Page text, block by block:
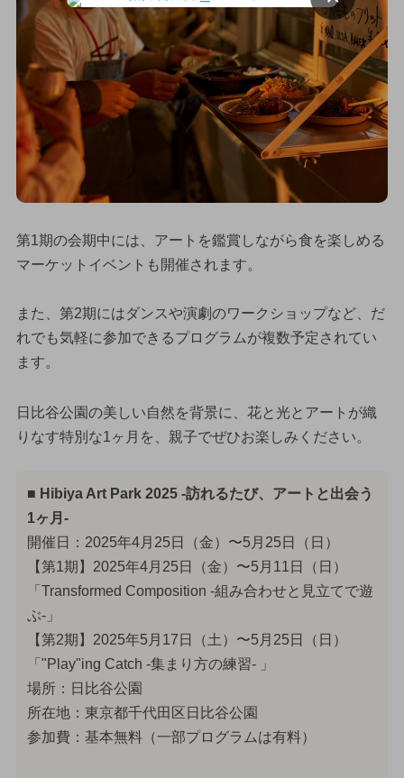
第1期の会期中には、アートを鑑賞しながら食を楽しめる
マーケットイベントも開催されます。
また、第2期にはダンスや演劇のワークショップなど、だ
れでも気軽に参加できるプログラムが複数予定されてい
ます。
日比谷公園の美しい自然を背景に、花と光とアートが織
りなす特別な1ヶ月を、親子でぜひお楽しみください。
■ Hibiya Art Park 2025 -訪れるたび、アートと出会う
1ヶ月-
開催日：2025年4月25日（金）〜5月25日（日）
【第1期】2025年4月25日（金）〜5月11日（日）
「Transformed Composition -組み合わせと見立てで遊
ぶ-」
【第2期】2025年5月17日（土）〜5月25日（日）
「"Play"ing Catch -集まり方の練習- 」
場所：日比谷公園
所在地：東京都千代田区日比谷公園
参加費：基本無料（一部プログラムは有料）